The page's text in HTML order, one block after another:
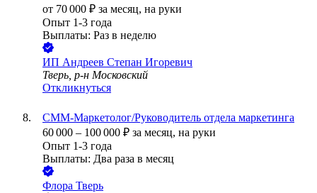
от 70 000 ₽ за месяц, на руки
Опыт 1-3 года
Выплаты: Раз в неделю
ИП Андреев Степан Игоревич
Тверь, р-н Московский
Откликнуться
СММ-Маркетолог/Руководитель отдела маркетинга
60 000 – 100 000 ₽ за месяц, на руки
Опыт 1-3 года
Выплаты: Два раза в месяц
Флора Тверь